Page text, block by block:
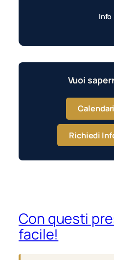
Vuoi
Richiedi
Con questi
facile!